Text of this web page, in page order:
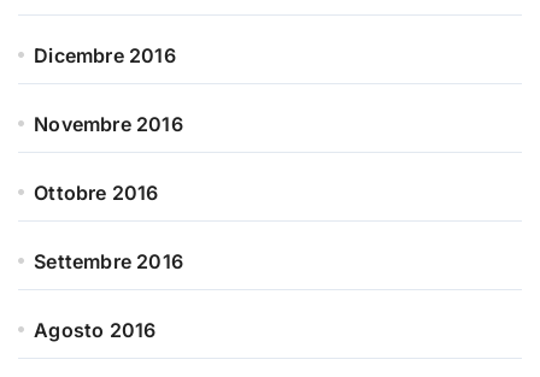
Dicembre 2016
Novembre 2016
Ottobre 2016
Settembre 2016
Agosto 2016